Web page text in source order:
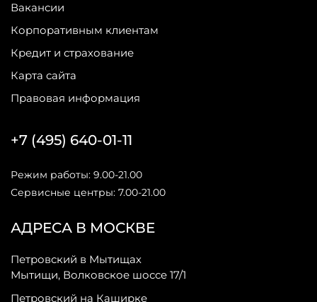
Вакансии
Корпоративным клиентам
Кредит и страхование
Карта сайта
Правовая информация
АДРЕСА В МОСКВЕ
Петровский в Мытищах
Мытищи, Волковское шоссе 17/1
Петровский на Каширке
+7 (495) 640-01-11
Режим работы: 9.00-21.00
Сервисные центры: 7.00-21.00